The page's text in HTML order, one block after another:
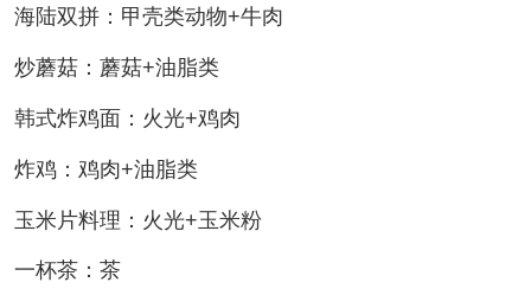
海陆双拼：甲壳类动物+牛肉
炒蘑菇：蘑菇+油脂类
韩式炸鸡面：火光+鸡肉
炸鸡：鸡肉+油脂类
玉米片料理：火光+玉米粉
一杯茶：茶